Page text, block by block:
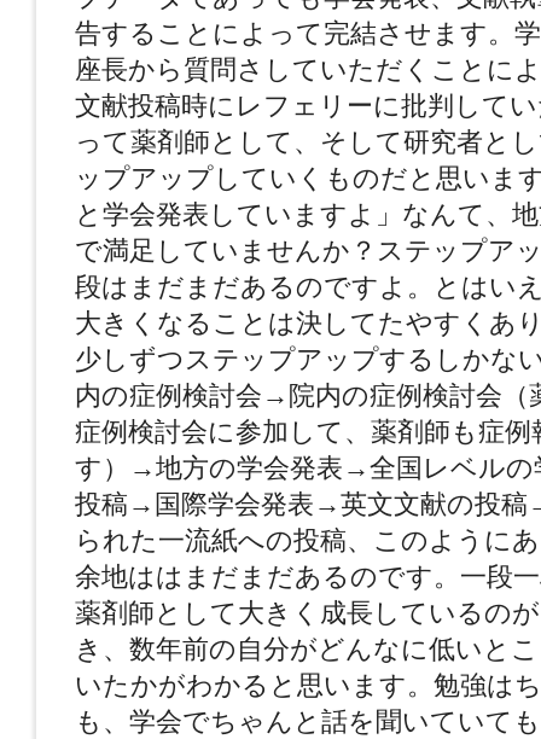
告することによって完結させます。
座長から質問さしていただくことに
文献投稿時にレフェリーに批判して
って薬剤師として、そして研究者と
ップアップしていくものだと思いま
と学会発表していますよ」なんて、
で満足していませんか？ステップア
段はまだまだあるのですよ。とはい
大きくなることは決してたやすくあ
少しずつステップアップするしかな
内の症例検討会→院内の症例検討会（
症例検討会に参加して、薬剤師も症
す）→地方の学会発表→全国レベル
投稿→国際学会発表→英文文献の投稿
られた一流紙への投稿、このように
余地ははまだまだあるのです。一段
薬剤師として大きく成長しているの
き、数年前の自分がどんなに低いと
いたかがわかると思います。勉強は
も、学会でちゃんと話を聞いていて